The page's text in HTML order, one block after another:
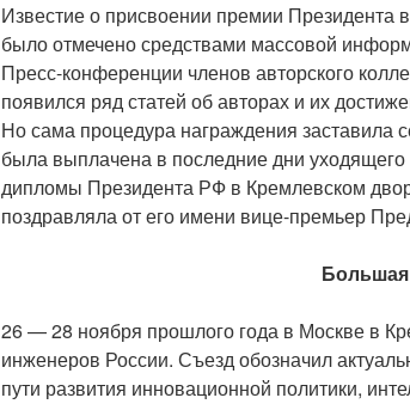
Известие о присвоении премии Президента
былоотмечено средствами массовой
Пресс-конференции членов авторского
появился ряд статей об авторах и их
Но сама процедура награждения
была выплачена в последние дни
дипломы Президента РФ в Кремлевском
поздравляла от его имени вице-премьер
26 — 28 ноября прошлого года в Москве в
инженеров России. Съезд обозначил
пути развития инновационной политики,